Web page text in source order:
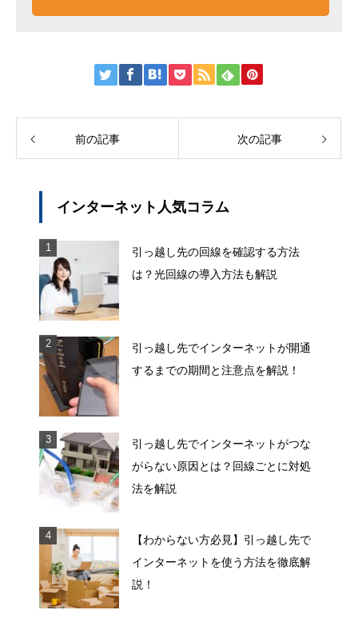
前の記事 次の記事
インターネット人気コラム
引っ越し先の回線を確認する方法
は？光回線の導入方法も解説
引っ越し先でインターネットが開通
するまでの期間と注意点を解説！
引っ越し先でインターネットがつな
がらない原因とは？回線ごとに対処
法を解説
【わからない方必見】引っ越し先で
インターネットを使う方法を徹底解
説！